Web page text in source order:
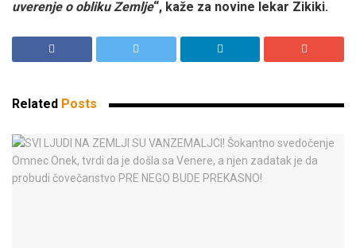
uverenje o obliku Zemlje“, kaže za novine lekar Zikiki.
Related Posts